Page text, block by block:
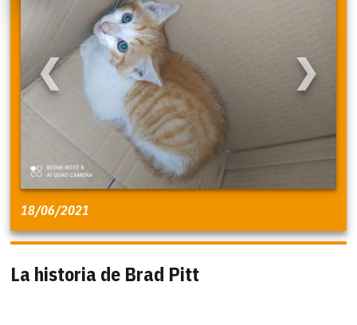
❮ ❯
18/06/2021
La historia de Brad Pitt